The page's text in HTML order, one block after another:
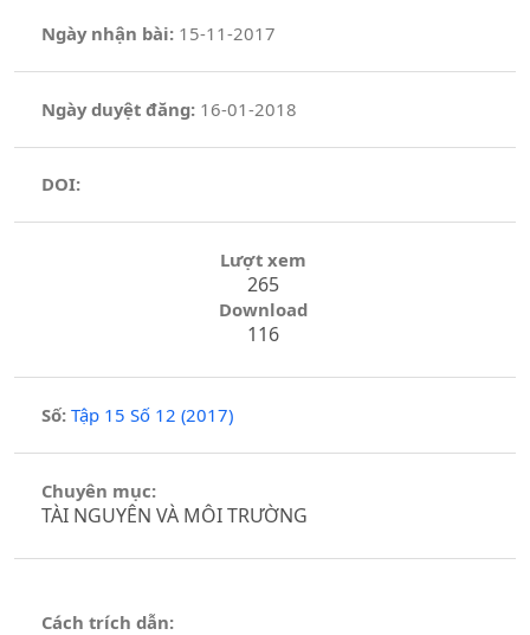
Ngày nhận bài: 15-11-2017
Ngày duyệt đăng:16-01-2018
DOI:
Lượt xem
265
Download
116
Số: Tập 15 Số 12 (2017)
Chuyên mục:
TÀI NGUYÊN VÀ MÔI TRƯỜNG
Cách trích dẫn: